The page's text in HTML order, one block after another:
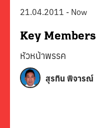
21.04.2011 - Now
Key Members
หัวหน้าพรรค
สุรทิน พิจารณ์